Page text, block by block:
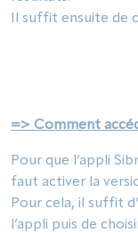
Il suffit ensuite de
=> Comment
Pour que l’appli
faut activer la
Pour cela, il suffit
l’appli puis de